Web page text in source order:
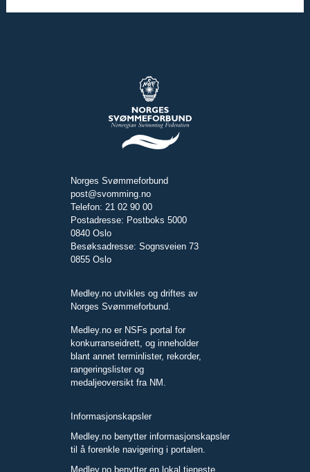
Norges Svømmeforbund
post@svomming.no
Telefon: 21 02 90 00
Postadresse: Postboks 5000
0840 Oslo
Besøksadresse: Sognsveien 73
0855 Oslo
Medley.no utvikles og driftes av
Norges Svømmeforbund.
Medley.no er NSFs portal for
konkurranseidrett, og inneholder
blant annet terminlister, rekorder,
rangeringslister og
medaljeoversikt fra NM.
Informasjonskapsler
Medley.no benytter informasjonskapsler
til å forenkle navigering i portalen.
Medley.no benytter en lokal tjeneste